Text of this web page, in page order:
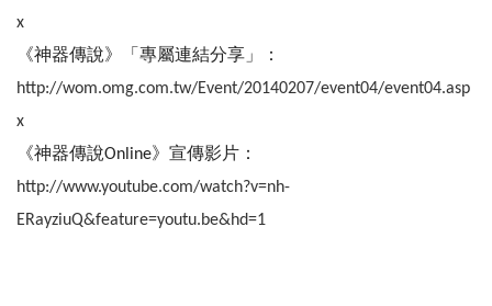
x
《神器傳說》「專屬連結分享」：
http://wom.omg.com.tw/Event/20140207/event04/event04.asp
x
《神器傳說Online》宣傳影片：
http://www.youtube.com/watch?v=nh-
ERayziuQ&feature=youtu.be&hd=1